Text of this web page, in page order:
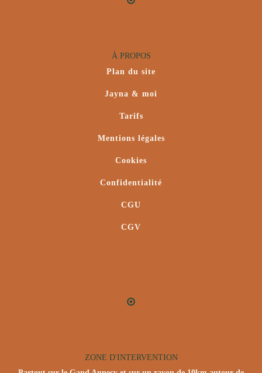
À PROPOS
Plan du site
Jayna & moi
Tarifs
Mentions légales
Cookies
Confidentialité
CGU
CGV
ZONE D'INTERVENTION